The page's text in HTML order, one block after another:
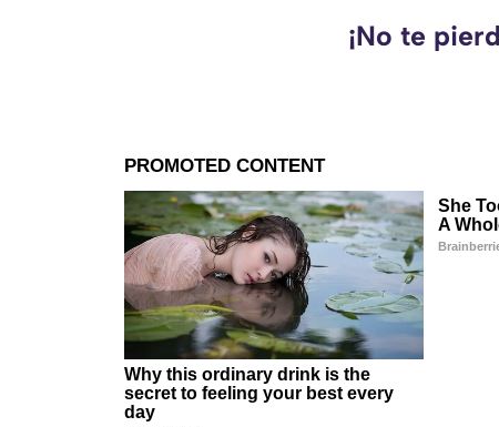
¡No te